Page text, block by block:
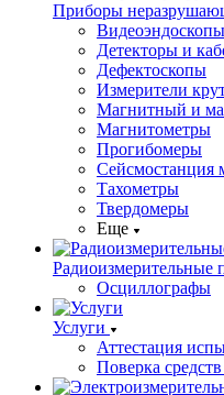
Приборы
Видеоэндоскопы
Детекторы и
Дефектоскопы
Измерители
Магнитный и
Магнитометры
Прогибомеры
Сейсмостанция
Тахометры
Твердомеры
Еще
Радиоизмерительные
Осциллографы
Услуги
Аттестация
Поверка